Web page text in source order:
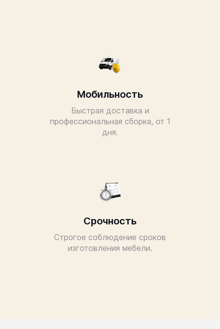
Мобильность
Быстрая доставка и
профессиональная сборка, от 1
дня.
Срочность
Строгое соблюдение сроков
изготовления мебели.